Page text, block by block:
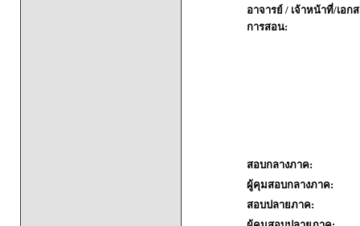
อาจารย์ / เจ้าหน้าที่/เอก
การสอน:
สอบกลางภาค:
ผู้คุมสอบกลางภาค:
สอบปลายภาค: